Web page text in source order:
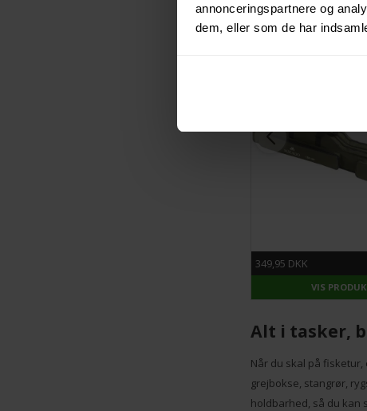
annonceringspartnere og
dem, eller som de har
Mikado Holdall 2
349,95 DKK
VIS
Alt i tasker,
Når du skal på
grejbokse, stangrør,
holdbarhed, så du kan